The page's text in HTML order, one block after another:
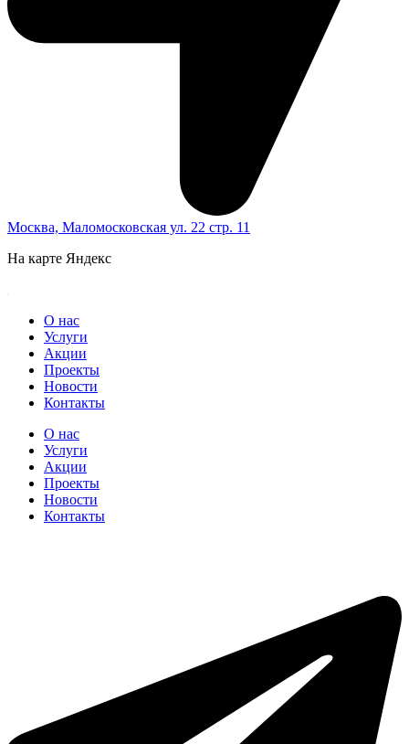
Москва, Маломосковская ул. 22 стр. 11
На карте Яндекс
О нас
Услуги
Акции
Проекты
Новости
Контакты
О нас
Услуги
Акции
Проекты
Новости
Контакты